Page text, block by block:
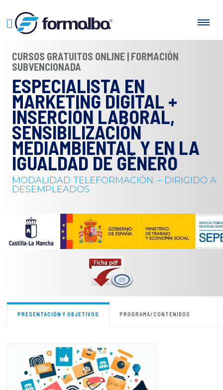
CURSOS GRATUITOS ONLINE | FORMACIÓN
SUBVENCIONADA
ESPECIALISTA EN
MARKETING DIGITAL +
INSERCIÓN LABORAL,
SENSIBILIZACIÓN
MEDIAMBIENTAL Y EN LA
IGUALDAD DE GÉNERO
MODALIDAD TELEFORMACIÓN. – DIRIGIDO A
DESEMPLEADOS
PRESENTACIÓN Y OBJETIVOS PROGRAMA/CONTENIDOS